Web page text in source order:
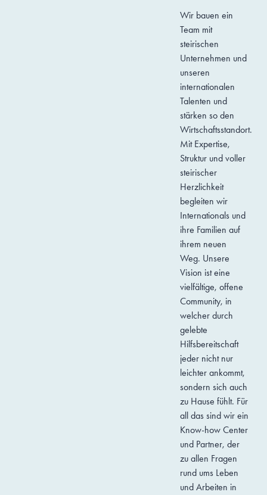
Wir bauen ein
Team mit
steirischen
Unternehmen und
unseren
internationalen
Talenten und
stärken so den
Wirtschaftsstandort.
Mit Expertise,
Struktur und voller
steirischer
Herzlichkeit
begleiten wir
Internationals und
ihre Familien auf
ihrem neuen
Weg. Unsere
Vision ist eine
vielfältige, offene
Community, in
welcher durch
gelebte
Hilfsbereitschaft
jeder nicht nur
leichter ankommt,
sondern sich auch
zu Hause fühlt. Für
all das sind wir ein
Know-how Center
und Partner, der
zu allen Fragen
rund ums Leben
und Arbeiten in